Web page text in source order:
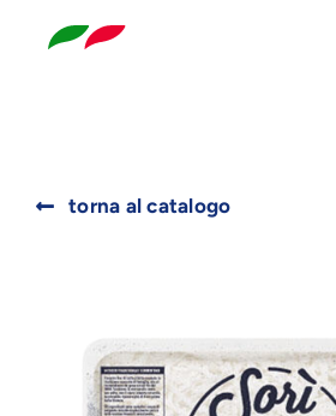
torna al catalogo
for: